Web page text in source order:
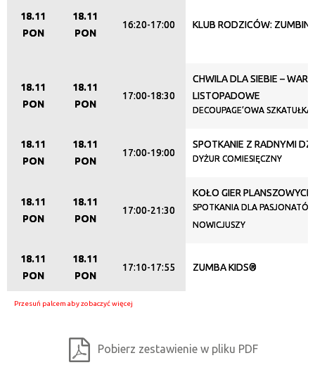
18.11
PON
18.11
PON
16:20-17:00 KLUB RODZICÓW:
18.11
PON
18.11
PON
17:00-18:30
CHWILA DLA SIEBIE –
LISTOPADOWE
DECOUPAGE’OWA
18.11
PON
18.11
PON
17:00-19:00
SPOTKANIE Z RADNYMI
DYŻUR COMIESIĘCZNY
18.11
PON
18.11
PON
17:00-21:30
KOŁO GIER PLANSZOWYCH
SPOTKANIA DLA
NOWICJUSZY
18.11
PON
18.11
PON
17:10-17:55 ZUMBA KIDS®
Pobierz zestawienie w pliku PDF